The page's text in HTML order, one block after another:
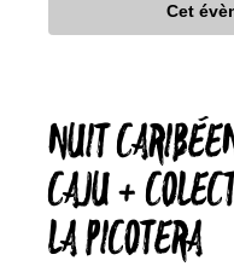
Cet
NUIT
CAJU +
LA PICOTERA